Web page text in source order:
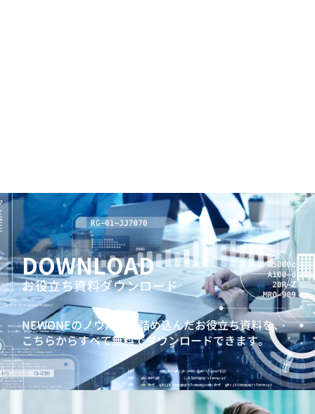
DOWNLOAD
お役立ち資料ダウンロード
NEWONEのノウハウを詰め込んだお役立ち資料を、
こちらからすべて無料でダウンロードできます。